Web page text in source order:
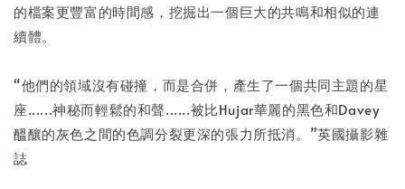
的檔案更豐富的時間感，挖掘出一個巨大的共鳴和相似的連
續體。
“他們的領域沒有碰撞，而是合併，產生了一個共同主題的星
座......神秘而輕鬆的和聲......被比Hujar華麗的黑色和Davey
醞釀的灰色之間的色調分裂更深的張力所抵消。”英國攝影雜
誌